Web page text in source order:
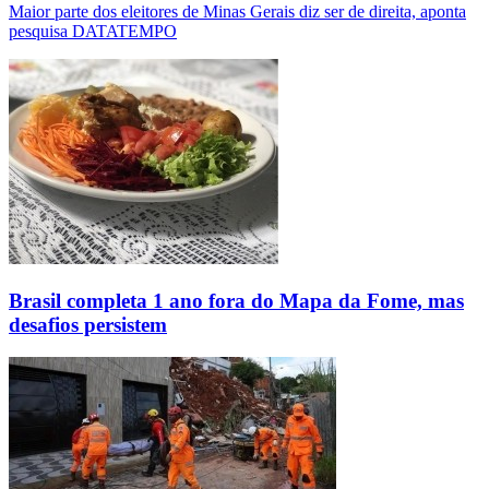
Maior parte dos eleitores de Minas Gerais diz ser de direita, aponta
pesquisa DATATEMPO
Brasil completa 1 ano fora do Mapa da Fome, mas
desafios persistem